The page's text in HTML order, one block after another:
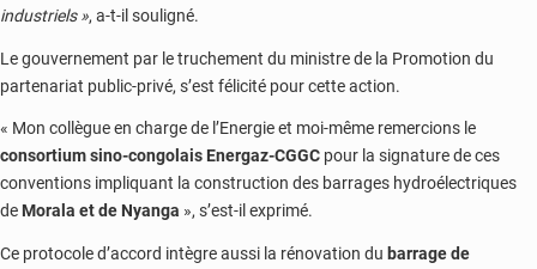
industriels », a-t-il souligné.
Le gouvernement par le truchement du ministre de la Promotion du
partenariat public-privé, s’est félicité pour cette action.
« Mon collègue en charge de l’Energie et moi-même remercions le
consortium sino-congolais Energaz-CGGC pour la signature de ces
conventions impliquant la construction des barrages hydroélectriques
de Morala et de Nyanga », s’est-il exprimé.
Ce protocole d’accord intègre aussi la rénovation du barrage de